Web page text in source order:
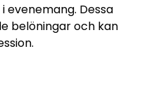
evenemang. Dessa
belöningar och kan